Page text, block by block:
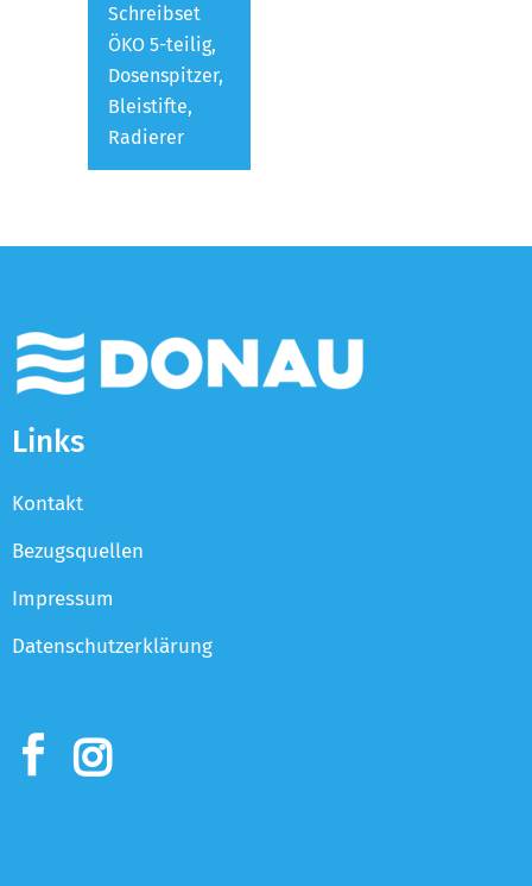
Schreibset
ÖKO 5-teilig,
Dosenspitzer,
Bleistifte,
Radierer
Links
Kontakt
Bezugsquellen
Impressum
Datenschutzerklärung